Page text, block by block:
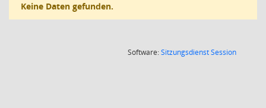
Keine Daten gefunden.
Software:SitzungsdienstSession(Wird in